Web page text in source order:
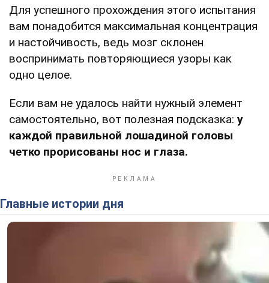
Для успешного прохождения этого испытания
вам понадобится максимальная концентрация
и настойчивость, ведь мозг склонен
воспринимать повторяющиеся узоры как
одно целое.
Если вам не удалось найти нужный элемент
самостоятельно, вот полезная подсказка: у
каждой правильной лошадиной головы
четко прорисованы нос и глаза.
Главные истории дня